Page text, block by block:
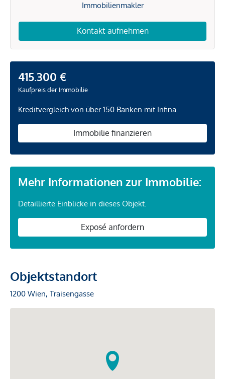
Immobilienmakler
Kontakt aufnehmen
415.300 €
Kaufpreis der Immobilie
Kreditvergleich von über 150 Banken mit Infina.
Immobilie finanzieren
Mehr Informationen zur Immobilie:
Detaillierte Einblicke in dieses Objekt.
Exposé anfordern
Objektstandort
1200 Wien, Traisengasse